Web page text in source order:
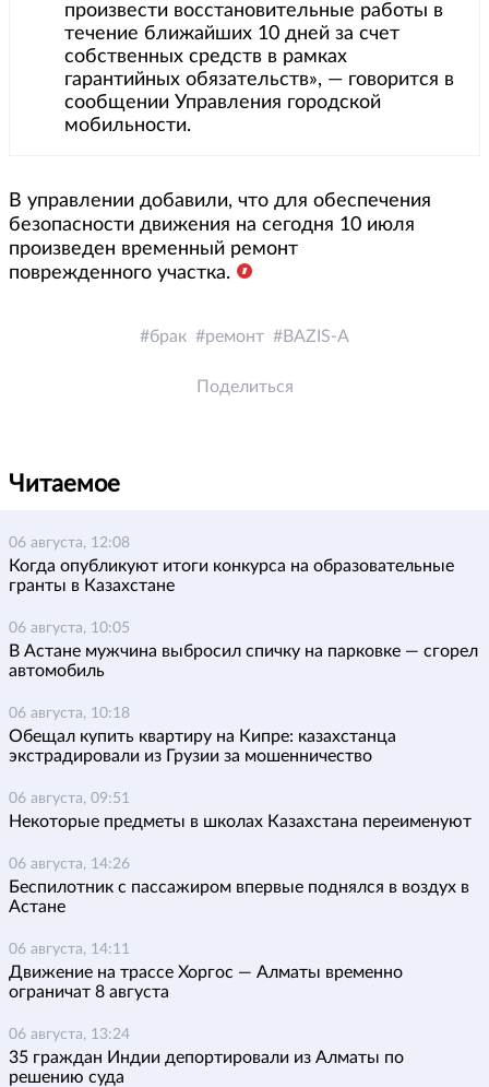
произвести восстановительные работы в
течение ближайших 10 дней за счет
собственных средств в рамках
гарантийных обязательств», — говорится в
сообщении Управления городской
мобильности.
В управлении добавили, что для обеспечения
безопасности движения на сегодня 10 июля
произведен временный ремонт
поврежденного участка.
брак ремонт BAZIS-A
Поделиться
Читаемое
06 августа, 12:08
Когда опубликуют итоги конкурса на образовательные
гранты в Казахстане
06 августа, 10:05
В Астане мужчина выбросил спичку на парковке — сгорел
автомобиль
06 августа, 10:18
Обещал купить квартиру на Кипре: казахстанца
экстрадировали из Грузии за мошенничество
06 августа, 09:51
Некоторые предметы в школах Казахстана переименуют
06 августа, 14:26
Беспилотник с пассажиром впервые поднялся в воздух в
Астане
06 августа, 14:11
Движение на трассе Хоргос — Алматы временно
ограничат 8 августа
06 августа, 13:24
35 граждан Индии депортировали из Алматы по
решению суда